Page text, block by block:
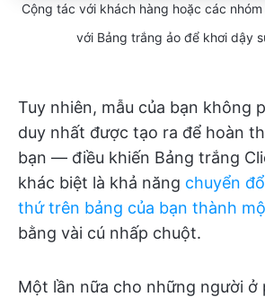
Cộng tác với khách hàng hoặc các
với Bảng trắng ảo để khơi dậy
Tuy nhiên, mẫu của bạn không
duy nhất được tạo ra để hoàn
bạn — điều khiến Bảng trắng
khác biệt là khả năng chuyển
thứ trên bảng của bạn thành
bằng vài cú nhấp chuột.
Một lần nữa cho những người ở